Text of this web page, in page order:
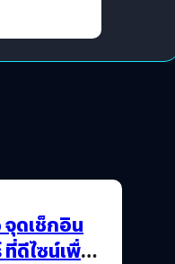
จุดเช็กอิน
ที่ดีไซน์เพื่อ